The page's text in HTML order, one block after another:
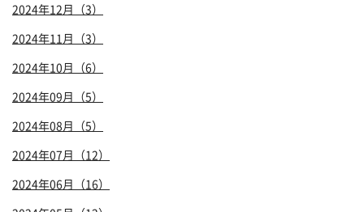
2024年12月（3）
2024年11月（3）
2024年10月（6）
2024年09月（5）
2024年08月（5）
2024年07月（12）
2024年06月（16）